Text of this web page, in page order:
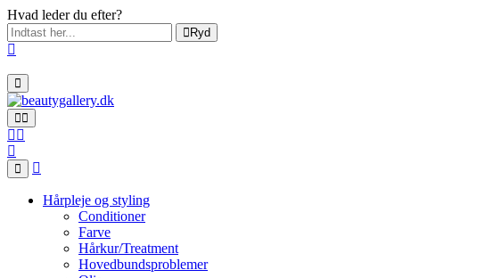
Hvad leder du efter?
Ryd
Hårpleje og styling
Conditioner
Farve
Hårkur/Treatment
Hovedbundsproblemer